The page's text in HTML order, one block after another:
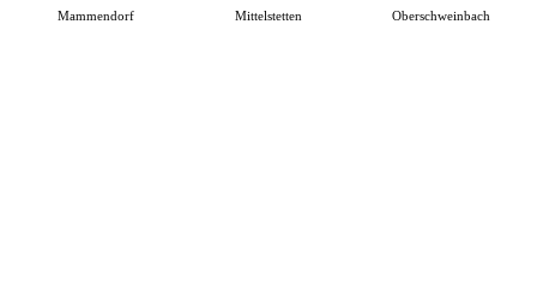
Mammendorf Mittelstetten Oberschweinbach